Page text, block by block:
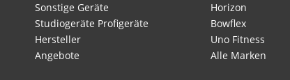
Sonstige Geräte
Studiogeräte Profigeräte
Hersteller
Angebote
Horizon
Bowflex
Uno Fitness
Alle Marken